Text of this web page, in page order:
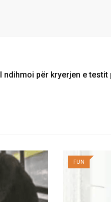
I ndihmoi për kryerjen e
FUN